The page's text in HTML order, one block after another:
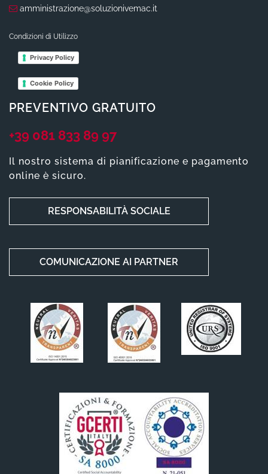
amministrazione@soluzionivemac.it
Condizioni di Utilizzo
Privacy Policy
Cookie Policy
PREVENTIVO GRATUITO
+39 081 833 89 97
Il nostro sistema di pianificazione e pagamento
online è sicuro.
RESPONSABILITÀ SOCIALE
COMUNICAZIONE AI PARTNER